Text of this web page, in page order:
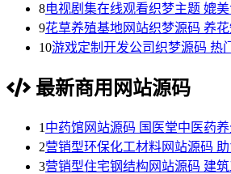
8电视剧集在线观看织梦主题 媲
9花草养殖基地网站织梦源码 养
10游戏定制开发公司织梦源码 热
最新商用网站源码
1 中药馆网站源码 国医堂中医药
2营销型环保化工材料网站源码
3营销型住宅钢结构网站源码 建